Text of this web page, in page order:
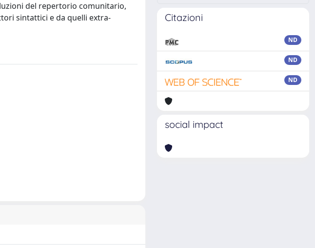
del repertorio comunitario,
sintattici e da quelli extra-
Citazioni
ND
ND
ND
social impact